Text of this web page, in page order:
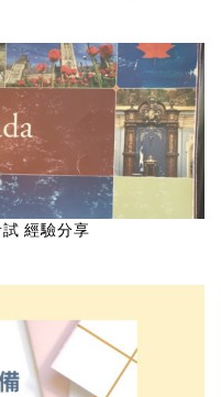
經驗分享